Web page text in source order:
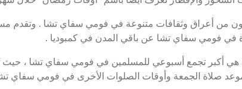
من أعراق وثقافات متنوعة في فومي سفاي تشا . وتقدم
في فومي سفاي تشا عن باقي المدن في كمبوديا .
هي أكبر تجمع أسبوعي للمسلمين في فومي سفاي تشا ، حيث
صلاة الجمعة وأوقات الصلوات الأخرى في فومي سفاي